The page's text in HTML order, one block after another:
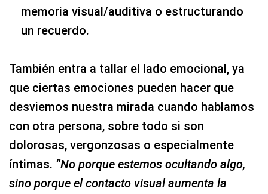
memoria visual/auditiva o estructurando
un recuerdo.
También entra a tallar el lado emocional, ya
que ciertas emociones pueden hacer que
desviemos nuestra mirada cuando hablamos
con otra persona, sobre todo si son
dolorosas, vergonzosas o especialmente
íntimas. “No porque estemos ocultando algo,
sino porque el contacto visual aumenta la